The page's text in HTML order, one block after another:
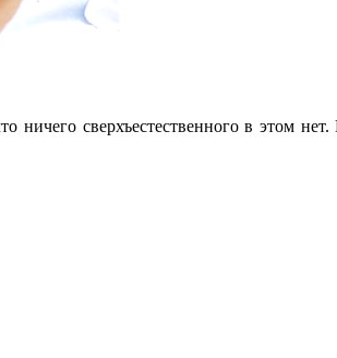
ничего сверхъестественного в этом